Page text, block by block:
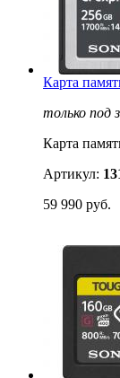
Карта
только под
Карта
Артикул:
59 990 руб.